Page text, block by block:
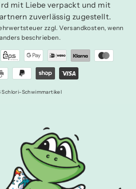
mit Liebe verpackt und mit
zuverlässig zugestellt.
zzgl. Versandkosten, wenn
beschrieben.
Schlori-Schwimmartikel